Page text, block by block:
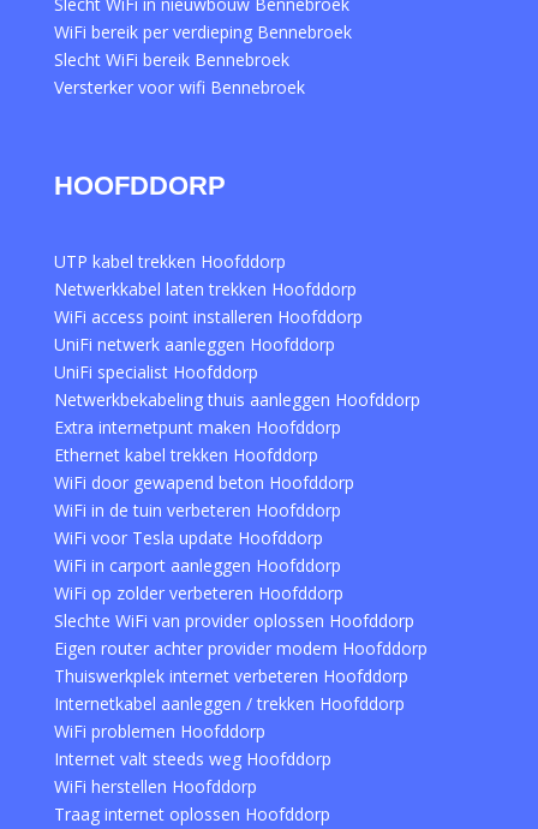
WiFi bereik per verdieping Bennebroek
Slecht WiFi bereik Bennebroek
Versterker voor wifi Bennebroek
HOOFDDORP
UTP kabel trekken Hoofddorp
Netwerkkabel laten trekken Hoofddorp
WiFi access point installeren Hoofddorp
UniFi netwerk aanleggen Hoofddorp
UniFi specialist Hoofddorp
Netwerkbekabeling thuis aanleggen Hoofddorp
Extra internetpunt maken Hoofddorp
Ethernet kabel trekken Hoofddorp
WiFi door gewapend beton Hoofddorp
WiFi in de tuin verbeteren Hoofddorp
WiFi voor Tesla update Hoofddorp
WiFi in carport aanleggen Hoofddorp
WiFi op zolder verbeteren Hoofddorp
Slechte WiFi van provider oplossen Hoofddorp
Eigen router achter provider modem Hoofddorp
Thuiswerkplek internet verbeteren Hoofddorp
Internetkabel aanleggen / trekken Hoofddorp
WiFi problemen Hoofddorp
Internet valt steeds weg Hoofddorp
WiFi herstellen Hoofddorp
Traag internet oplossen Hoofddorp